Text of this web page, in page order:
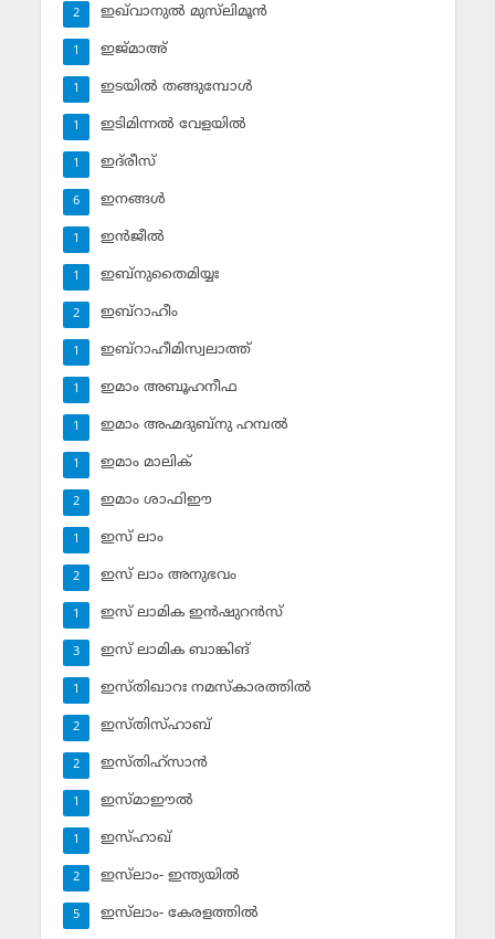
ഇഖ്‌വാനുല്‍ മുസ്‌ലിമൂന്‍
2
ഇജ്മാഅ്
1
ഇടയില്‍ തങ്ങുമ്പോള്‍
1
ഇടിമിന്നല്‍ വേളയില്‍
1
ഇദ്‌രീസ്‌
1
ഇനങ്ങള്‍
6
ഇന്‍ജീല്‍
1
ഇബ്‌നുതൈമിയ്യഃ
1
ഇബ്‌റാഹീം
2
ഇബ്‌റാഹീമിസ്വലാത്ത്
1
ഇമാം അബൂഹനീഫ
1
ഇമാം അഹ്മദുബ്‌നു ഹമ്പല്‍
1
ഇമാം മാലിക്
1
ഇമാം ശാഫിഈ
2
ഇസ് ലാം
1
ഇസ് ലാം അനുഭവം
2
ഇസ് ലാമിക ഇന്‍ഷുറന്‍സ്‌
1
ഇസ് ലാമിക ബാങ്കിങ്‌
3
ഇസ്തിഖാറഃ നമസ്‌കാരത്തില്‍
1
ഇസ്തിസ്ഹാബ്
2
ഇസ്തിഹ്‌സാന്‍
2
ഇസ്മാഈല്‍
1
ഇസ്ഹാഖ്‌
1
ഇസ്‌ലാം- ഇന്ത്യയില്‍
2
ഇസ്‌ലാം- കേരളത്തില്‍
5